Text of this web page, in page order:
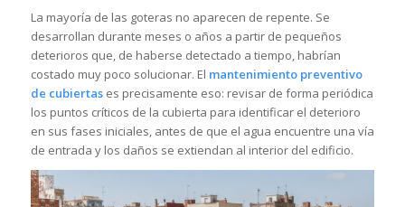
La mayoría de las goteras no aparecen de repente. Se
desarrollan durante meses o años a partir de pequeños
deterioros que, de haberse detectado a tiempo, habrían
costado muy poco solucionar. El mantenimiento preventivo
de cubiertases precisamente eso: revisar de forma periódica
los puntos críticos de la cubierta para identificar el deterioro
en sus fases iniciales, antes de que el agua encuentre una vía
de entrada y los daños se extiendan al interior del edificio.